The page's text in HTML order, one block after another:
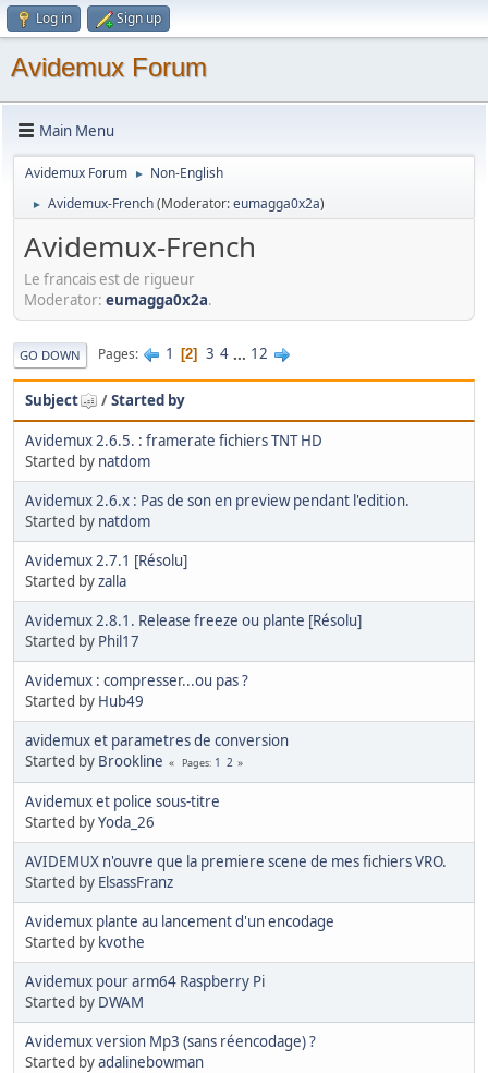
Log in Sign up
Avidemux Forum
Main Menu
Avidemux Forum ► Non-English
► Avidemux-French(Moderator:eumagga0x2a)
Avidemux-French
Le francais est de rigueur
Moderator: eumagga0x2a.
GO DOWN Pages 1 2 3 4 ... 12
Subject /Started by
Avidemux 2.6.5. : framerate fichiers TNT HD
Started by natdom
Avidemux 2.6.x : Pas de son en preview pendant l'edition.
Started by natdom
Avidemux 2.7.1 [Résolu]
Started byzalla
Avidemux 2.8.1. Release freeze ou plante [Résolu]
Started by Phil17
Avidemux : compresser...ou pas ?
Started by Hub49
avidemux et parametres de conversion
Started by Brookline Pages 1 2
Avidemux et police sous-titre
Started byYoda_26
AVIDEMUX n'ouvre que la premiere scene de mes fichiers VRO.
Started by ElsassFranz
Avidemux plante au lancement d'un encodage
Started by kvothe
Avidemux pour arm64 Raspberry Pi
Started by DWAM
Avidemux version Mp3 (sans réencodage) ?
Started byadalinebowman